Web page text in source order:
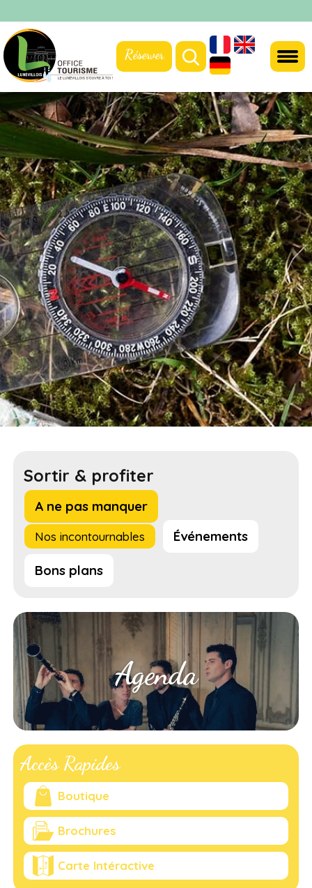
Réserver
Sortir & profiter
A ne pas manquer
Nos incontournables Événements
Bons plans
Agenda
Accès Rapides
Boutique
Brochures
Carte Intéractive